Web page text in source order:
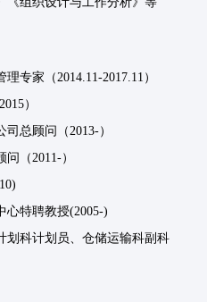
专家（2014.11-2017.11）
）
总顾问（2013-）
（2011-）
心特聘教授(2005-)
划科计划员、仓储运输科副科